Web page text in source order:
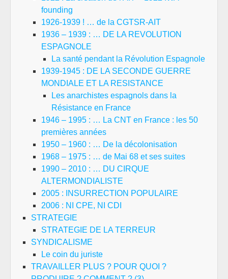
founding
1926-1939 ! … de la CGTSR-AIT
1936 – 1939 : … DE LA REVOLUTION
ESPAGNOLE
La santé pendant la Révolution Espagnole
1939-1945 : DE LA SECONDE GUERRE
MONDIALE ET LA RESISTANCE
Les anarchistes espagnols dans la
Résistance en France
1946 – 1995 : … La CNT en France : les 50
premières années
1950 – 1960 : … De la décolonisation
1968 – 1975 : … de Mai 68 et ses suites
1990 – 2010 : … DU CIRQUE
ALTERMONDIALISTE
2005 : INSURRECTION POPULAIRE
2006 : NI CPE, NI CDI
STRATEGIE
STRATEGIE DE LA TERREUR
SYNDICALISME
Le coin du juriste
TRAVAILLER PLUS ? POUR QUOI ?